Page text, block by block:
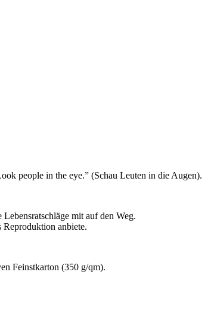
people in the eye.” (Schau Leuten in die Augen).
mit auf den Weg.
Reproduktion anbiete.
Feinstkarton (350 g/qm).